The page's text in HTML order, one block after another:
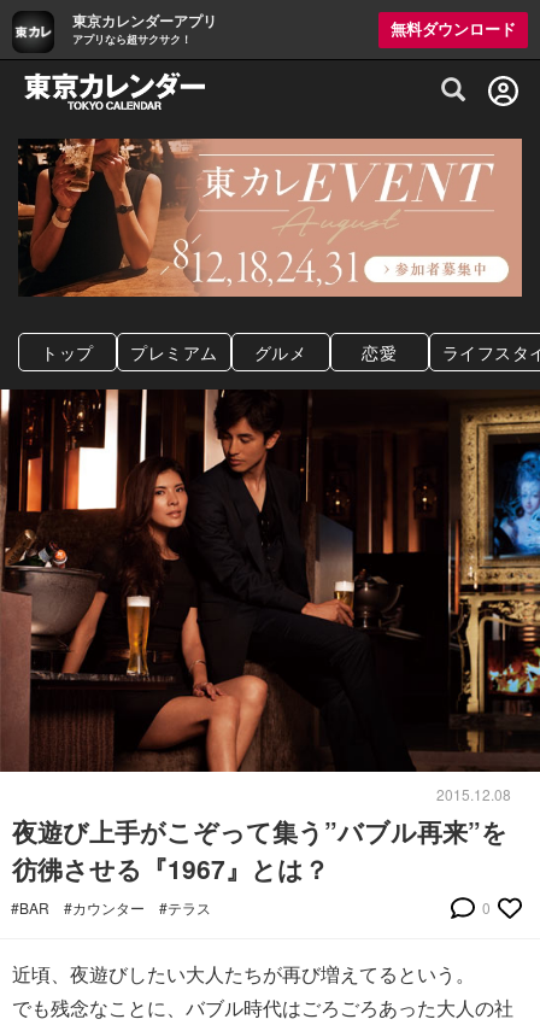
東京カレンダーアプリ
アプリなら超サクサク！
無料ダウンロード
グルメ情報・プレミアムレストラン予約
トップ プレミアム グルメ 恋愛 ライフスタ
2015.12.08
夜遊び上手がこぞって集う”バブル再来”を
彷彿させる『1967』とは？
#BAR #カウンター #テラス 0
近頃、夜遊びしたい大人たちが再び増えてるという。
でも残念なことに、バブル時代はごろごろあった大人の社